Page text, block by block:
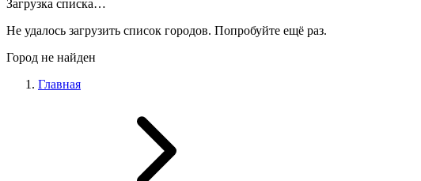
Загрузка списка…
Не удалось загрузить список городов. Попробуйте ещё раз.
Город не найден
Главная